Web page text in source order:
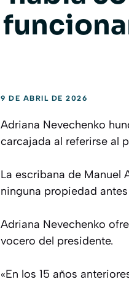
9 DE ABRIL DE 2026
Adriana Nevechenko
carcajada al referirse al
La escribana de Manuel
ninguna propiedad
Adriana Nevechenko
vocero del presidente.
«En los 15 años